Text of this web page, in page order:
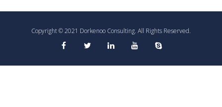
Copyright © 2021 Dorkenoo Consulting. All Rights Reserved.